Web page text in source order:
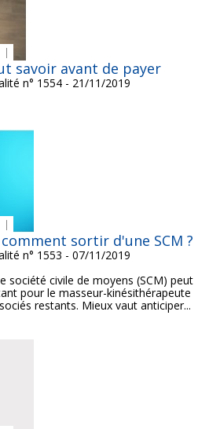
savoir avant de payer
n° 1554 - 21/11/2019
sortir d'une SCM ?
n° 1553 - 07/11/2019
société civile de moyens (SCM) peut
pour le masseur-kinésithérapeute
restants. Mieux vaut anticiper...